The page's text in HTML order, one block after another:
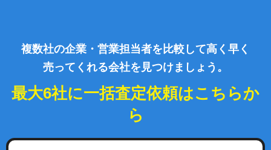
複数社の企業・営業担当者を比較して高く早く
売ってくれる会社を見つけましょう。
最大6社に一括査定依頼はこちらか
ら